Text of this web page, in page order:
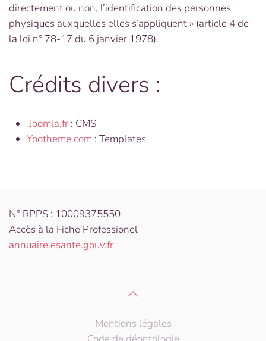
directement ou non, l’identification des personnes
physiques auxquelles elles s’appliquent » (article 4 de
la loi n° 78-17 du 6 janvier 1978).
Crédits divers :
Joomla.fr : CMS
Yootheme.com : Templates
N° RPPS : 10009375550
Accès à la Fiche Professionel
annuaire.esante.gouv.fr
Mentions légales